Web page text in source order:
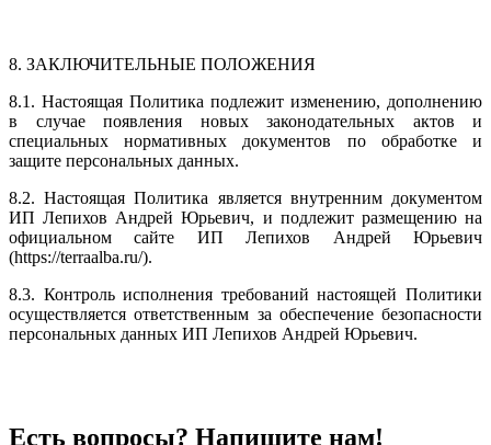
8. ЗАКЛЮЧИТЕЛЬНЫЕ ПОЛОЖЕНИЯ
8.1. Настоящая Политика подлежит изменению, дополнению
в случае появления новых законодательных актов и
специальных нормативных документов по обработке и
защите персональных данных.
8.2. Настоящая Политика является внутренним документом
ИП Лепихов Андрей Юрьевич, и подлежит размещению на
официальном сайте ИП Лепихов Андрей Юрьевич
(https://terraalba.ru/).
8.3. Контроль исполнения требований настоящей Политики
осуществляется ответственным за обеспечение безопасности
персональных данных ИП Лепихов Андрей Юрьевич.
Есть вопросы? Напишите нам!